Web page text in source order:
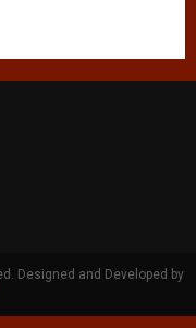
Designed and Developed by